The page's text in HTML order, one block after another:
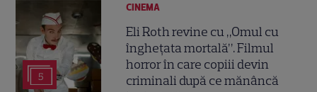
5
CINEMA
Eli Roth revine cu „Omul cu
înghețata mortală”. Filmul
horror în care copiii devin
criminali după ce mănâncă